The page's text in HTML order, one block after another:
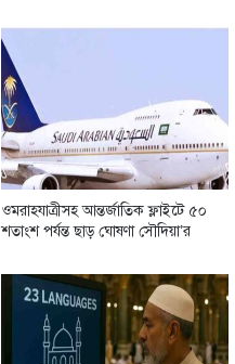
ওমরাহযাত্রীসহ আন্তর্জাতিক ফ্লাইটে ৫০
শতাংশ পর্যন্ত ছাড় ঘোষণা সৌদিয়া’র